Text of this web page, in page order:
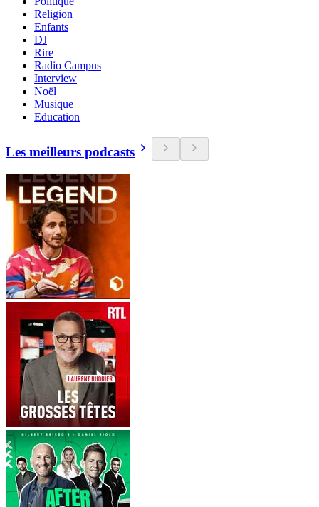
Religion
Enfants
DJ
Rire
Radio Campus
Interview
Noël
Musique
Education
Les meilleurs podcasts